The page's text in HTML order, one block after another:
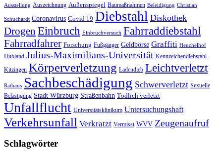
Ausstellung Auszeichnung Außenspiegel Baumaßnahmen Beleidigung Christian
Schuchardt Coronavirus Covid 19 Diebstahl Diskothek
Drogen Einbruch Einbruchversuch Fahrraddiebstahl
Fahrradfahrer Forschung Fußgänger Geldbörse Graffiti Heuchelhof
Hubland Julius-Maximilians-Universität Kennzeichendiebstahl
Kitzingen Körperverletzung Ladendieb Leichtverletzt
Rathaus Sachbeschädigung Schwerverletzt Sexuelle
Belästigung Stadt Würzburg Straßenbahn Tödlich verletzt
Unfallflucht Universitätsklinikum Untersuchungshaft
Verkehrsunfall Verkratzt Vermisst WVV Zeugenaufruf
Schlagwörter